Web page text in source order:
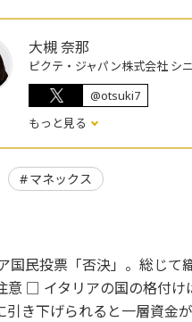
大槻 奈那
ピクテ・ジャパン株式会社 シ
@otsuki7
もっと見る
マネックス
国民投票「否決」。総じて
意 □ イタリアの国の格付
引き下げられると一層資金